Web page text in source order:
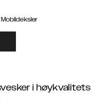
i høykvalitets